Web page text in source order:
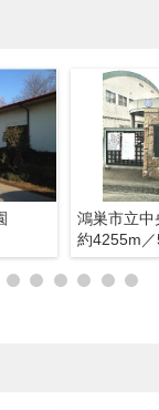
鴻巣市立中
約4255m